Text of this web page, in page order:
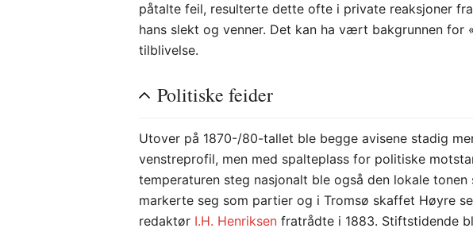
påtalte feil, resulterte dette ofte i private reaksjoner
hans slekt og venner. Det kan ha vært bakgrunnen for
tilblivelse.
Politiske feider
Utover på 1870-/80-tallet ble begge avisene stadig
venstreprofil, men med spalteplass for politiske
temperaturen steg nasjonalt ble også den lokale
markerte seg som partier og i Tromsø skaffet Høyre
redaktør I.H. Henriksen fratrådte i 1883. Stiftstidende